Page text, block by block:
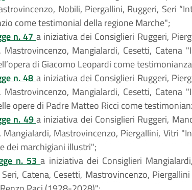
Nobili, Piergallini, Ruggeri, Seri
come testimonial della regione Marche";
n. 47 a iniziativa dei Consiglieri Ruggeri,
Mastrovincenzo, Mangialardi, Cesetti, Catena
di Giacomo Leopardi come
n. 48 a iniziativa dei Consiglieri Ruggeri,
Mastrovincenzo, Mangialardi, Cesetti, Catena
opere di Padre Matteo Ricci come
n. 49a iniziativa dei Consiglieri Ruggeri,
Mangialardi, Mastrovincenzo, Piergallini, Vitri
dei marchigiani illustri";
n. 53a iniziativa dei Consiglieri
Catena, Cesetti, Mastrovincenzo,